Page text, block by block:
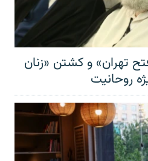
تهران» و کشتن «زنان
روحانیت